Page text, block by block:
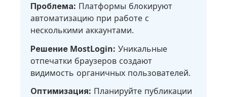
Проблема: Платформы блокируют
автоматизацию при работе с
несколькими аккаунтами.
Решение MostLogin: Уникальные
отпечатки браузеров создают
видимость органичных пользователей.
Оптимизация: Планируйте публикации